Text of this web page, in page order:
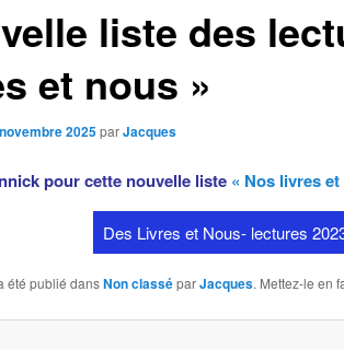
liste des
et nous »
2025 parJacques
pour cette nouvelle liste « Nos livres
Des Livres et Nous- lectures
été publié dansNon classéparJacques. Mettez-le en